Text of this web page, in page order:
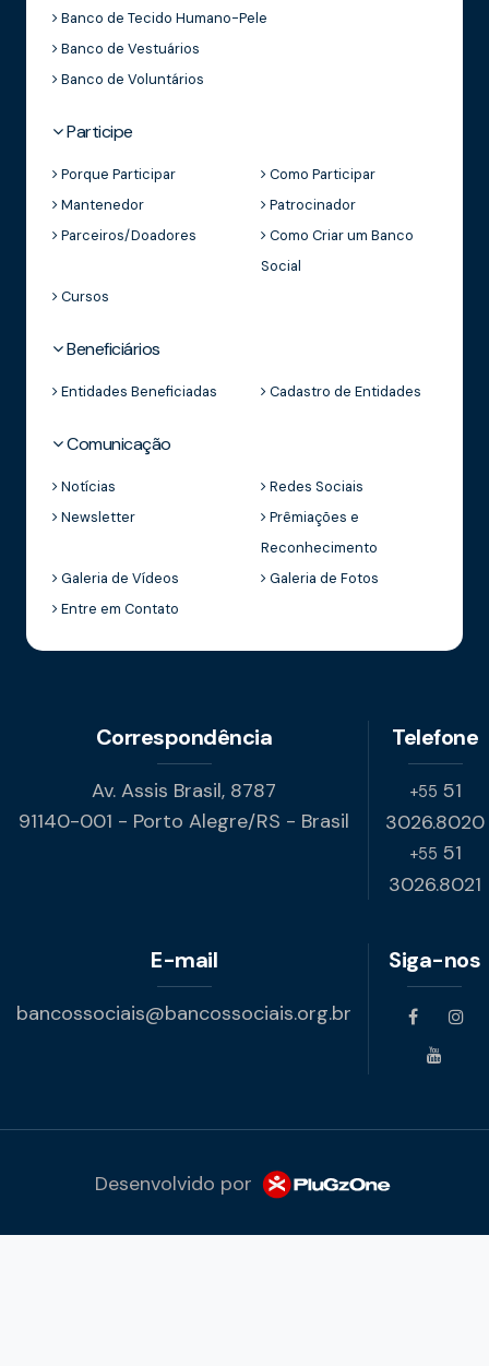
Banco de Tecido Humano-Pele
Banco de Vestuários
Banco de Voluntários
Participe
Porque Participar
Como Participar
Mantenedor
Patrocinador
Parceiros/Doadores
Como Criar um Banco
Social
Cursos
Beneficiários
Entidades Beneficiadas Cadastro de Entidades
Comunicação
Notícias
Redes Sociais
Newsletter
Prêmiações e
Reconhecimento
Galeria de Vídeos
Galeria de Fotos
Entre em Contato
Correspondência
Av. Assis Brasil, 8787
91140-001 - Porto Alegre/RS - Brasil
Telefone
+55 51
3026.8020
+55 51
3026.8021
E-mail
bancossociais@bancossociais.org.br
Siga-nos
Desenvolvido por